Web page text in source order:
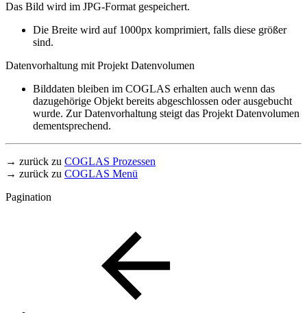
Das Bild wird im JPG-Format gespeichert.
Die Breite wird auf 1000px komprimiert, falls diese größer
sind.
Datenvorhaltung mit Projekt Datenvolumen
Bilddaten bleiben im COGLAS erhalten auch wenn das
dazugehörige Objekt bereits abgeschlossen oder ausgebucht
wurde. Zur Datenvorhaltung steigt das Projekt Datenvolumen
dementsprechend.
→ zurück zu COGLAS Prozessen
→ zurück zu COGLAS Menü
Pagination